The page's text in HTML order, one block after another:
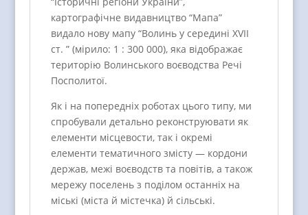
картографічне видавництво “Мапа”
видало нову мапу “Волинь у середині XVII
ст. ” (мірило: 1 : 300 000), яка відображає
територію Волинського воєводства Речі
Посполитої.
Як і на попередніх роботах цього типу, ми
спробували детально реконструювати як
елементи місцевости, так і окремі
елементи тематичного змісту — кордони
держав, межі воєводств та повітів, а також
мережу поселень з поділом останніх на
міські (міста й містечка) й сільські.